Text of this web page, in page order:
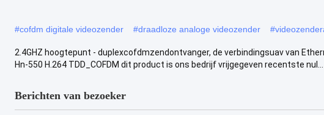
#cofdm digitale videozender #draadloze analoge videozender #
2.4GHZ hoogtepunt - duplexcofdmzendontvanger, de verbindingsuav van
Hn-550 H.264 TDD_COFDM dit product is ons bedrijf vrijgegeven recentste nul...
Berichten van bezoeker